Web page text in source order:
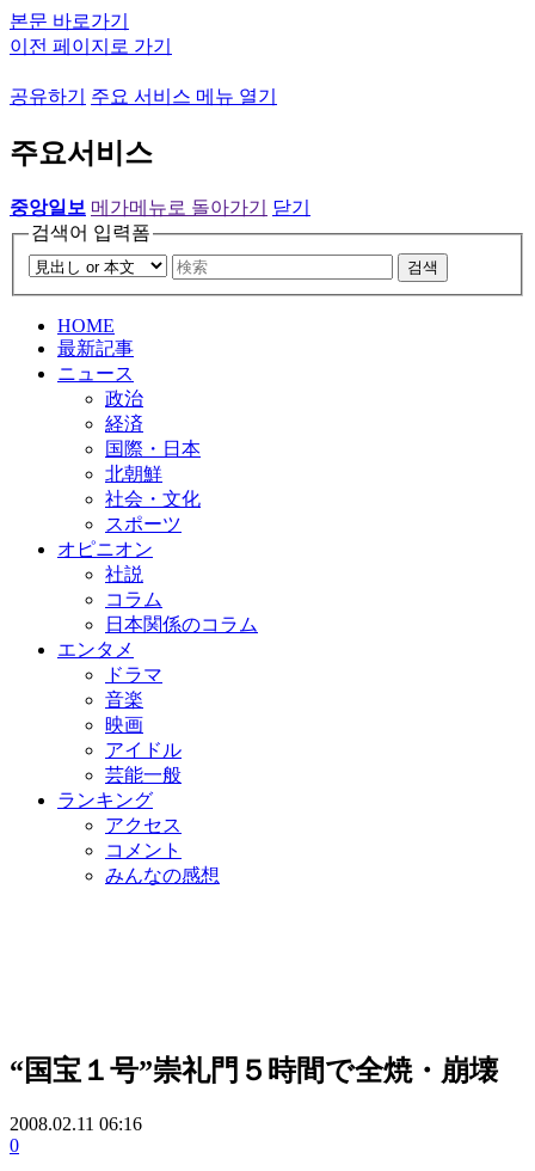
본문 바로가기
이전 페이지로 가기
공유하기 주요 서비스 메뉴 열기
주요서비스
중앙일보 메가메뉴로 돌아가기
닫기
검색어 입력폼
검색
HOME
最新記事
ニュース
政治
経済
国際・日本
北朝鮮
社会・文化
スポーツ
オピニオン
社説
コラム
日本関係のコラム
エンタメ
ドラマ
音楽
映画
アイドル
芸能一般
ランキング
アクセス
コメント
みんなの感想
“国宝１号”崇礼門５時間で全焼・崩壊
2008.02.11 06:16
0